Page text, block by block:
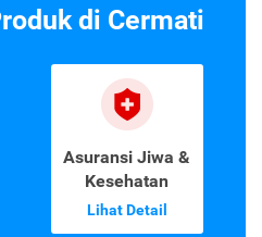
di Cermati
Asuransi Jiwa &
Kesehatan
Lihat Detail